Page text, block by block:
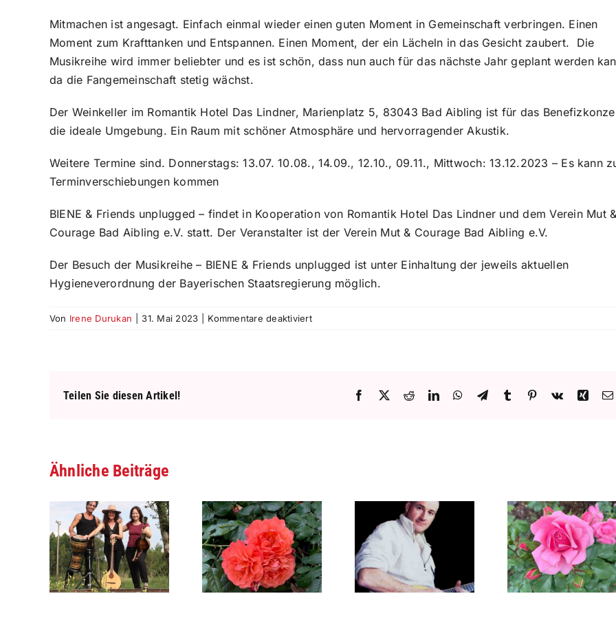
Mitmachen ist angesagt. Einfach einmal wieder einen guten Moment in Gemeinschaft verbringen. Einen
Moment zum Krafttanken und Entspannen. Einen Moment, der ein Lächeln in das Gesicht zaubert. Die
Musikreihe wird immer beliebter und es ist schön, dass nun auch für das nächste Jahr geplant werden
da die Fangemeinschaft stetig wächst.
Der Weinkeller im Romantik Hotel Das Lindner, Marienplatz 5, 83043 Bad Aibling ist für das
die ideale Umgebung. Ein Raum mit schöner Atmosphäre und hervorragender Akustik.
Weitere Termine sind. Donnerstags: 13.07. 10.08., 14.09., 12.10., 09.11., Mittwoch: 13.12.2023 – Es kann
Terminverschiebungen kommen
BIENE & Friends unplugged – findet in Kooperation von Romantik Hotel Das Lindner und dem Verein Mut
Courage Bad Aibling e.V. statt. Der Veranstalter ist der Verein Mut & Courage Bad Aibling e.V.
Der Besuch der Musikreihe – BIENE & Friends unplugged ist unter Einhaltung der jeweils aktuellen
Hygieneverordnung der Bayerischen Staatsregierung möglich.
Von Irene Durukan 31. Mai 2023 Kommentare deaktiviertfür
Teilen Sie diesen Artikel! Facebook
X RedditLinkedInWhatsApp
TelegramTumblr Pinterest
Vk Xing
Ähnliche Beiträge
08.08.2026 –
Aibling Gemeinsam
– Jeder ist
herzlichst
Willkommen
13.07.26 – Biene &
Friends Konzert mit
Günther Skitschak
und Raphael Lichius
11.07.26 – Aibling
Gemeinsam – Jeder
ist herzlichst
Willkommen
10.08.2026
&